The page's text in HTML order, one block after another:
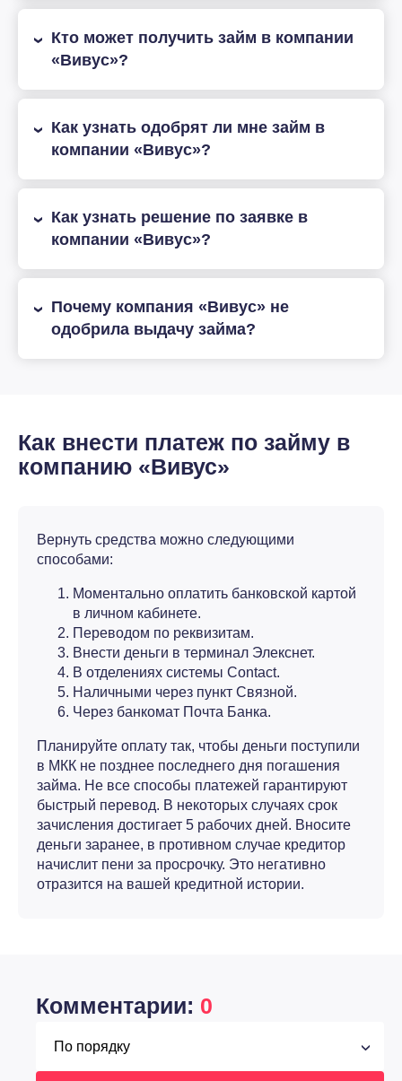
Кто может получить займ в компании
«Вивус»?
Как узнать одобрят ли мне займ в
компании «Вивус»?
Как узнать решение по заявке в
компании «Вивус»?
Почему компания «Вивус» не
одобрила выдачу займа?
Как внести платеж по займу в
компанию «Вивус»
Вернуть средства можно следующими
способами:
Моментально оплатить банковской картой
в личном кабинете.
Переводом по реквизитам.
Внести деньги в терминал Элекснет.
В отделениях системы Contact.
Наличными через пункт Связной.
Через банкомат Почта Банка.
Планируйте оплату так, чтобы деньги поступили
в МКК не позднее последнего дня погашения
займа. Не все способы платежей гарантируют
быстрый перевод. В некоторых случаях срок
зачисления достигает 5 рабочих дней. Вносите
деньги заранее, в противном случае кредитор
начислит пени за просрочку. Это негативно
отразится на вашей кредитной истории.
Комментарии: 0